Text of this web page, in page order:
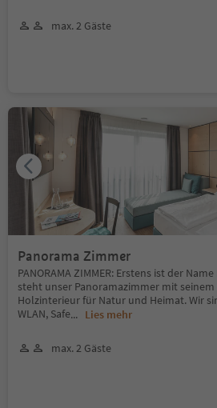
max. 2 Gäste
Panorama Zimmer
PANORAMA ZIMMER: Erstens ist der
steht unser Panoramazimmer mit
Holzinterieur für Natur und Heimat. Wir
WLAN, Safe... Lies mehr
max. 2 Gäste